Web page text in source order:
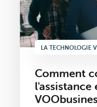
LA TECHNOLOGIE
Comment